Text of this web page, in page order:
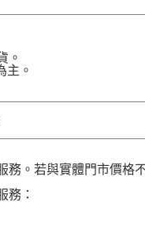
。
主。
務。若與實體門市價格
務：